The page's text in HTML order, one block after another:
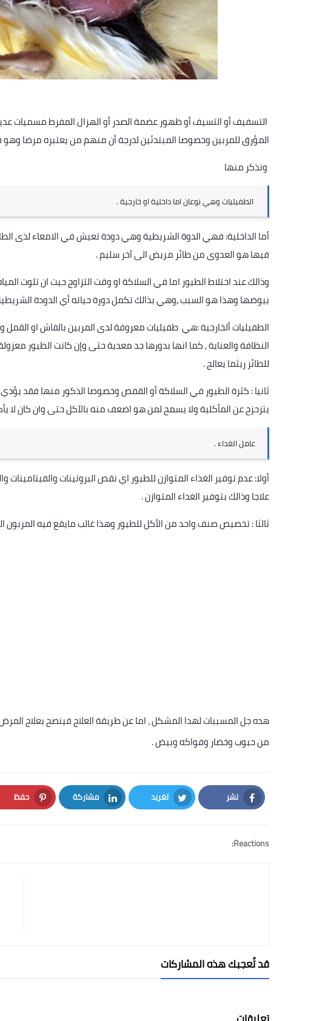
التسفيف أو التسيف أو ظهور عضمة الصدر أو الهزال المفرط مسميات
المؤرق للمربين وخصوصا المبتدئين لدرجة أن منهم من يعتبره مرضا
ونذكر منها
الطفيليات وهي نوعان اما داخلية او خارجية .
أما الداخلية: فهي الدوة الشريطية وهي دودة تعيش في الامعاء لذى
فيها هو العدوى من طائر مريض الى آخر سليم .
وذالك عند اختلاط الطيور اما في السلاكة او وقت التزاوج حيت ان تلوت
بيوضها وهذا هو السبب ,وهي بذالك تكمل دورة حياته أي الدودة
الطفيليات ألخارجية :هي طفيليات معروفة لدى المربين بالفاش او
النظافة والعناية , كما انها بدورها جد معدية حتى وإن كانت الطيور
للطائر ريثما يعالج .
ثانيا : كثرة الطيور في السلاكة أو القفص وخصوصا الذكور منها فقد
يتزحزح عن المأكلية ولا يسمح لمن هو اضعف منه بالآكل حتى وان كان لا
عامل الغداء .
أولا: عدم توفير الغذاء المتوازن للطيور اي نقص البروتينات
علاجا وذالك بتوفير الغداء المتوازن .
ثالثا : تخصيص صنف واحد من الأكل للطيور وهذا غالب مايقع فيه المربون
هده جل المسببات لهدا المشكل ، اما عن طريقة العلاج فينصح بعلاج
من حبوب وخضار وفواكه وبيض .
نشر
Facebook
تغريد
Twitter
مشاركة
LinkedIn
حفظ
Pinterest
Reactions:
قد تُعجبك هذه المشاركات